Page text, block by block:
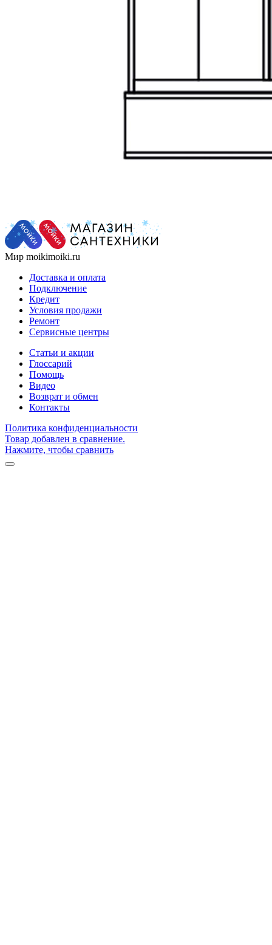
Мир moikimoiki.ru
Доставка и оплата
Подключение
Кредит
Условия продажи
Ремонт
Сервисные центры
Статьи и акции
Глоссарий
Помощь
Видео
Возврат и обмен
Контакты
Политика конфиденциальности
Товар добавлен в сравнение.
Нажмите, чтобы сравнить